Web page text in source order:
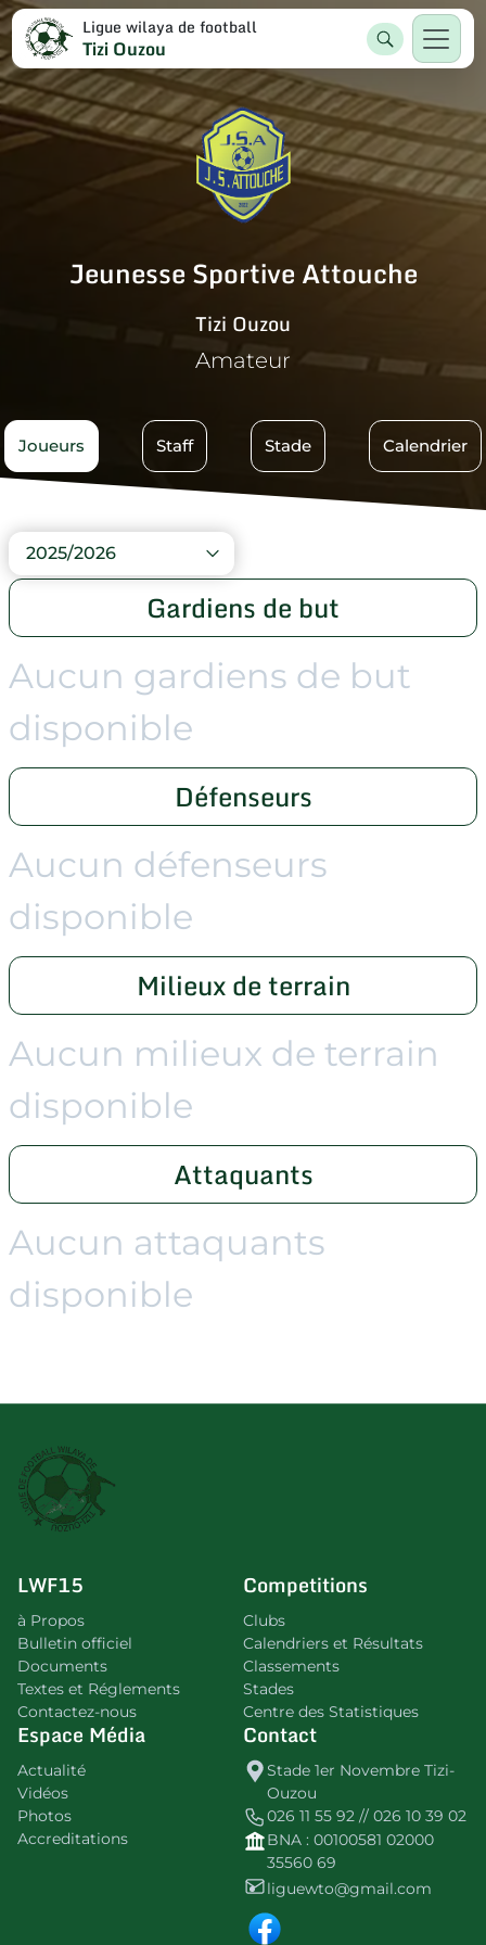
Ligue wilaya de football
Tizi Ouzou
Jeunesse Sportive Attouche
Tizi Ouzou
Amateur
Joueurs Staff Stade Calendrier
2025/2026
Gardiens de but
Aucun gardiens de but
disponible
Défenseurs
Aucun défenseurs
disponible
Milieux de terrain
Aucun milieux de terrain
disponible
Attaquants
Aucun attaquants
disponible
LWF15
à Propos
Bulletin officiel
Documents
Textes et Réglements
Contactez-nous
Competitions
Clubs
Calendriers et Résultats
Classements
Stades
Centre des Statistiques
Espace Média
Actualité
Vidéos
Photos
Accreditations
Contact
Stade 1er Novembre Tizi-
Ouzou
026 11 55 92 // 026 10 39 02
BNA : 00100581 02000
35560 69
liguewto@gmail.com